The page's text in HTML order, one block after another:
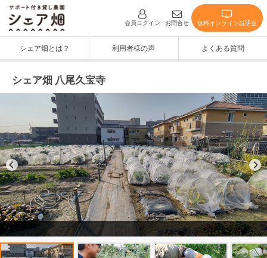
会員ログイン お問合せ 無料オンライン説明会
シェア畑とは？ 利用者様の声 よくある質問
シェア畑 八尾久宝寺